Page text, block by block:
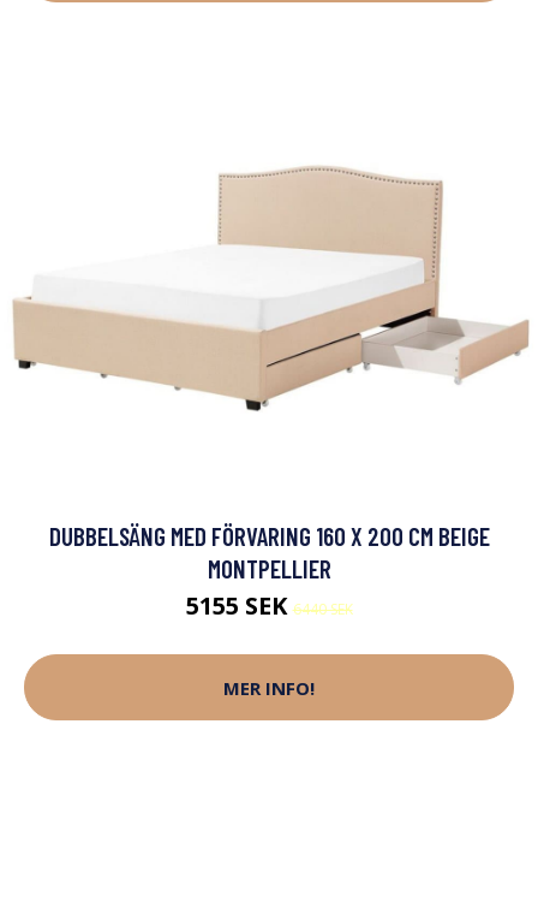
DUBBELSÄNG MED FÖRVARING 160 X 200 CM BEIGE
MONTPELLIER
5155 SEK6440 SEK
MER INFO!